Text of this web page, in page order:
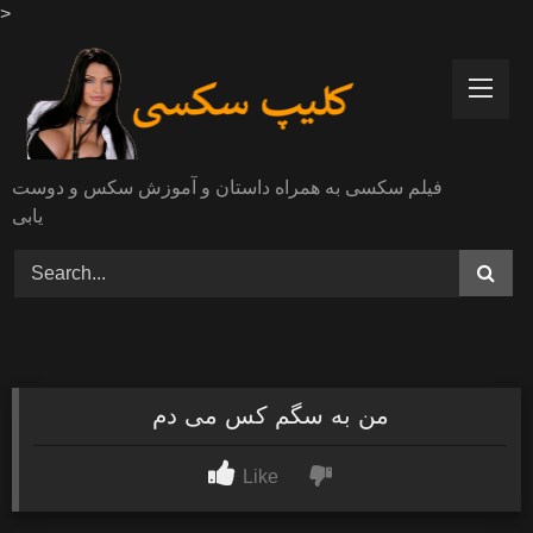
>
content
فیلم سکسی به همراه داستان و آموزش سکس و دوست
یابی
من به سگم کس می دم
Like